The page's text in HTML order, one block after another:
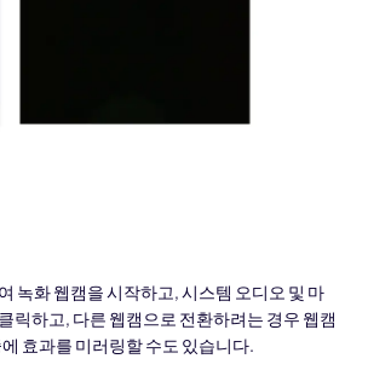
녹화 웹캠을 시작하고, 시스템 오디오 및 마
릭하고, 다른 웹캠으로 전환하려는 경우 웹캠
효과를 미러링할 수도 있습니다.